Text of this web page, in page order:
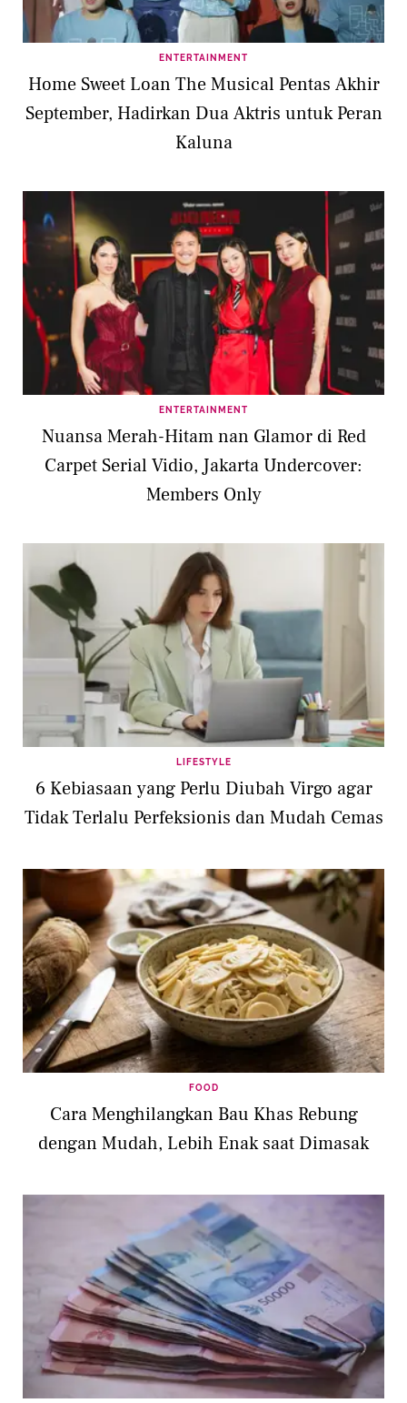
ENTERTAINMENT
Home Sweet Loan The Musical Pentas Akhir
September, Hadirkan Dua Aktris untuk Peran
Kaluna
ENTERTAINMENT
Nuansa Merah-Hitam nan Glamor di Red
Carpet Serial Vidio, Jakarta Undercover:
Members Only
LIFESTYLE
6 Kebiasaan yang Perlu Diubah Virgo agar
Tidak Terlalu Perfeksionis dan Mudah Cemas
FOOD
Cara Menghilangkan Bau Khas Rebung
dengan Mudah, Lebih Enak saat Dimasak